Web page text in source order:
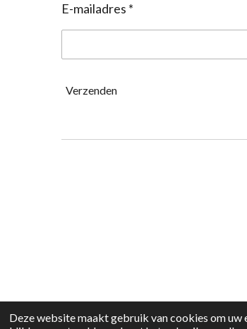
Deze website maakt gebruik van cookies om uw
E-mailadres *
Verzenden